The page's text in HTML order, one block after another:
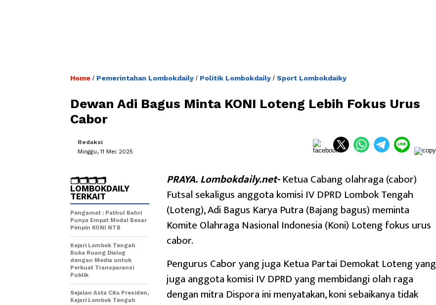
Home / Pemerintahan Lombokdaily / Politik Lombokdaily / Sport Lombokdaiky
Dewan Adi Bagus Minta KONI Loteng Lebih Fokus Urus
Cabor
Redaksi
Minggu, 11 Mei 2025
PRAYA. Lombokdaily.net-Ketua Cabang olahraga (cabor)
Futsal sekaligus anggota komisi IV DPRD Lombok Tengah
(Loteng), Adi Bagus Karya Putra (Bajang bagus) meminta
Komite Olahraga Nasional Indonesia (Koni) Loteng fokus urus
cabor.
Pengurus Cabor yang juga Ketua Partai Demokat Loteng yang
juga anggota komisi IV DPRD yang membidangi olah raga
dengan mitra Dispora ini menyatakan, koni sebaikanya tidak
🗂️🗂️🗂️🗂️
LOMBOKDAILY
TERKAIT
Pengamat : Pathul Bahri
Punya Empat Modal Besar
Pimpin KONI NTB
Kejari Lombok Tengah
Buka Ruang Dialog
dengan Media untuk
Perkuat Transparansi
Publik
Sejalan Asta Cita Presiden,
Kejari Lombok Tengah